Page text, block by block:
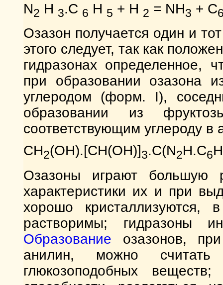
N2 Н 3.С 6 Н 5 + Н 2 = NH3 + C
Озазон получается один и
этого следует, так как
гидразонах определенное,
при образовании озазона
углеродом (форм. I),
образовании из
соответствующим углероду в
CH2(OH).[CH(OH)]3.C(N2H.C6H
Озазоны играют большую
характеристики их и при
хорошо
растворимы; гидразоны
Образование озазонов,
анилин, можно считать
глюкозоподобных